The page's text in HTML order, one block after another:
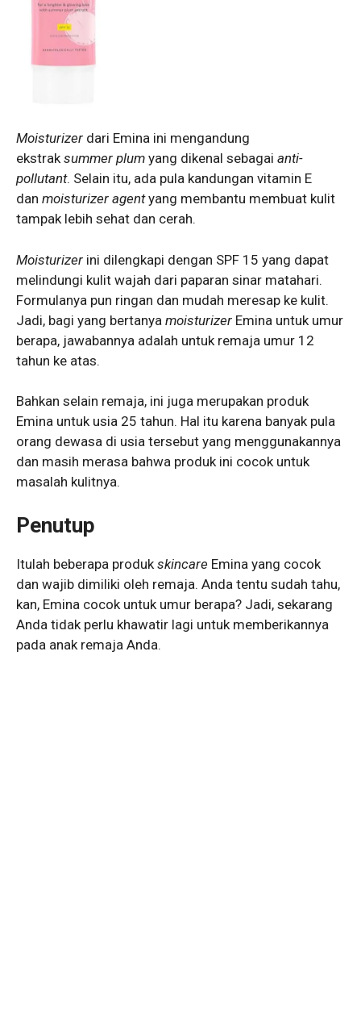
Moisturizer dari Emina ini mengandung
ekstraksummer plum yang dikenal sebagai anti-
pollutant. Selain itu, ada pula kandungan vitamin E
dan moisturizer agentyang membantu membuat kulit
tampak lebih sehat dan cerah.
Moisturizer ini dilengkapi dengan SPF 15 yang dapat
melindungi kulit wajah dari paparan sinar matahari.
Formulanya pun ringan dan mudah meresap ke kulit.
Jadi, bagi yang bertanya moisturizer Emina untuk umur
berapa, jawabannya adalah untuk remaja umur 12
tahun ke atas.
Bahkan selain remaja, ini juga merupakan produk
Emina untuk usia 25 tahun. Hal itu karena banyak pula
orang dewasa di usia tersebut yang menggunakannya
dan masih merasa bahwa produk ini cocok untuk
masalah kulitnya.
Penutup
Itulah beberapa produk skincare Emina yang cocok
dan wajib dimiliki oleh remaja. Anda tentu sudah tahu,
kan, Emina cocok untuk umur berapa? Jadi, sekarang
Anda tidak perlu khawatir lagi untuk memberikannya
pada anak remaja Anda.